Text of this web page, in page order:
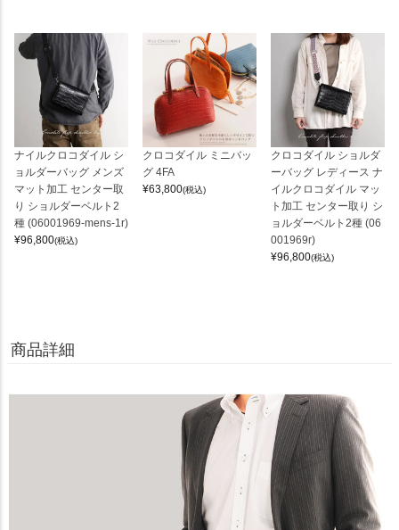
ナイルクロコダイル シ
ョルダーバッグ メンズ
マット加工 センター取
り ショルダーベルト2
種 (06001969-mens-1r)
¥96,800(税込)
クロコダイル ミニバッ
グ 4FA
¥63,800(税込)
クロコダイル ショルダ
ーバッグ レディース ナ
イルクロコダイル マッ
ト加工 センター取り シ
ョルダーベルト2種 (06
001969r)
¥96,800(税込)
商品詳細